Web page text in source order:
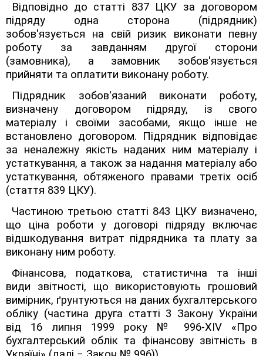
Відповідно до статті 837 ЦКУ за договором
підряду одна сторона (підрядник)
зобов'язується на свій ризик виконати певну
роботу за завданням другої сторони
(замовника), а замовник зобов'язується
прийняти та оплатити виконану роботу.
Підрядник зобов'язаний виконати роботу,
визначену договором підряду, із свого
матеріалу і своїми засобами, якщо інше не
встановлено договором. Підрядник відповідає
за неналежну якість наданих ним матеріалу і
устаткування, а також за надання матеріалу або
устаткування, обтяженого правами третіх осіб
(стаття 839 ЦКУ).
Частиною третьою статті 843 ЦКУ визначено,
що ціна роботи у договорі підряду включає
відшкодування витрат підрядника та плату за
виконану ним роботу.
Фінансова, податкова, статистична та інші
види звітності, що використовують грошовий
вимірник, ґрунтуються на даних бухгалтерського
обліку (частина друга статті 3 Закону України
від 16 липня 1999 року № 996-XIV «Про
бухгалтерський облік та фінансову звітність в